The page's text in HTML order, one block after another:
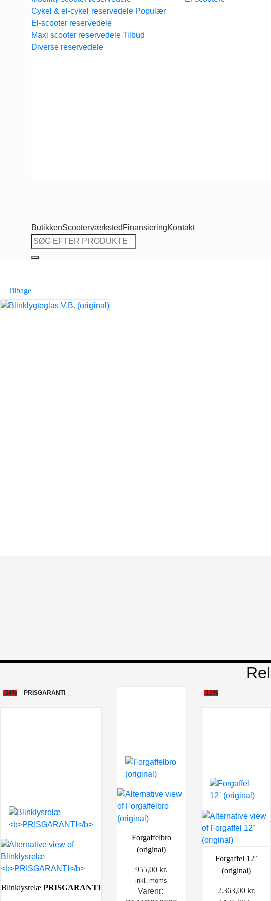
Cykel & el-cykel reservedele
El-scooter reservedele
Maxi scooter reservedele
Diverse reservedele
ButikkenScooterværksted FinansieringKontakt
Søg
efter:
Tilbage
-34% PRISGARANTI
Blinklysrelæ PRISGARANTI
Forgaffelbro
(original)
955,00kr.
inkl. moms
Varenr:
-10%
Forgaffel 12¨
(original)
2.363,00kr.